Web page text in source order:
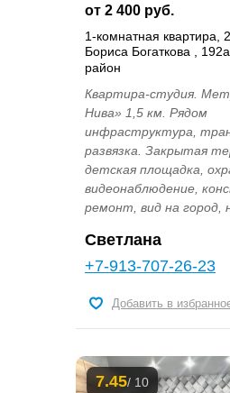
от 2 400 руб.
1-комнатная квартира,
Бориса Богаткова ,
район
Квартира-студия.
Нива» 1,5 км. Рядом
инфраструктура,
развязка. Закрытая
детская площадка,
видеонаблюдение,
ремонт, вид на город,
Светлана
+7-913-707-26-23
Добавить в
7.45/ 10